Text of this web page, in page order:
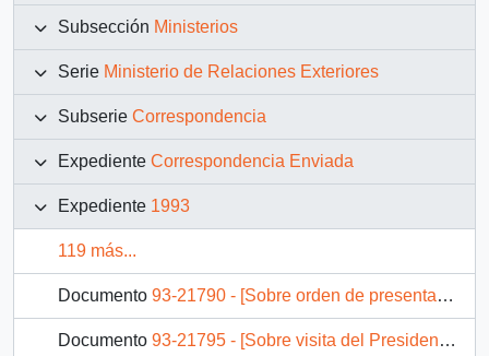
Subsección Ministerios
Serie Ministerio de Relaciones Exteriores
Subserie Correspondencia
Expediente Correspondencia Enviada
Expediente 1993
119 más...
Documento 93-21790 - [Sobre orden de presentaciones de Embajadores]
Documento 93-21795 - [Sobre visita del Presidente del Consejo de Ministros y Ministro de Industria, Turismo, Integración y Negociaciones Internacionales]